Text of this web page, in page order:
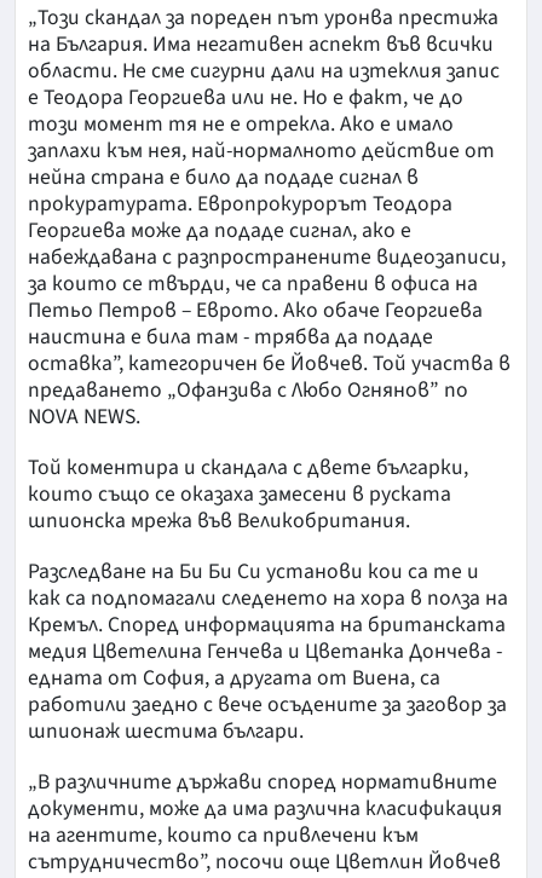
„Този скандал за пореден път уронва престижа
на България. Има негативен аспект във всички
области. Не сме сигурни дали на изтеклия запис
е Теодора Георгиева или не. Но е факт, че до
този момент тя не е отрекла. Ако е имало
заплахи към нея, най-нормалното действие от
нейна страна е било да подаде сигнал в
прокуратурата. Европрокурорът Теодора
Георгиева може да подаде сигнал, ако е
набеждавана с разпространените видеозаписи,
за които се твърди, че са правени в офиса на
Петьо Петров – Еврото. Ако обаче Георгиева
наистина е била там - трябва да подаде
оставка”, категоричен бе Йовчев. Той участва в
предаването „Офанзива с Любо Огнянов” по
NOVA NEWS.
Той коментира и скандала с двете българки,
които също се оказаха замесени в руската
шпионска мрежа във Великобритания.
Разследване на Би Би Си установи кои са те и
как са подпомагали следенето на хора в полза на
Кремъл. Според информацията на британската
медия Цветелина Генчева и Цветанка Дончева -
едната от София, а другата от Виена, са
работили заедно с вече осъдените за заговор за
шпионаж шестима българи.
„В различните държави според нормативните
документи, може да има различна класификация
на агентите, които са привлечени към
сътрудничество”, посочи още Цветлин Йовчев